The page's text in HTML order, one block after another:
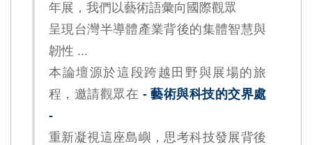
年展，我們以藝術語彙向國際觀眾
呈現台灣半導體產業背後的集體智慧與
韌性 ...
本論壇源於這段跨越田野與展場的旅
程，邀請觀眾在 - 藝術與科技的交界處
-
重新凝視這座島嶼，思考科技發展背後